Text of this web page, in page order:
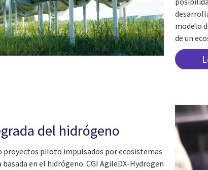
modelo
de un
del hidrógeno
proyectos piloto impulsados por ecosistemas
en el hidrógeno. CGI AgileDX-Hydrogen